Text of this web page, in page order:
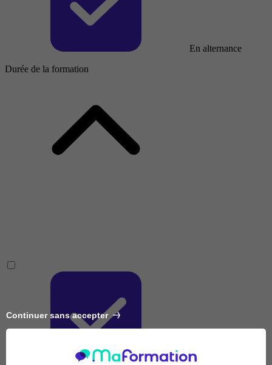
En alternance
Durée de la formation
Très courte
Continuer sans accepter